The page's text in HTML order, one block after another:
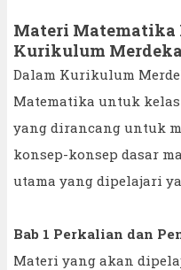
Materi Matematika
Kurikulum Merdeka
Dalam Kurikulum
Matematika untuk
yang dirancang untuk
konsep-konsep dasar
utama yang dipelajari
Bab 1 Perkalian dan
Materi yang akan